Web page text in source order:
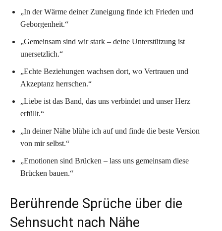
„In der Wärme deiner Zuneigung finde ich Frieden und
Geborgenheit.“
„Gemeinsam sind wir stark – deine Unterstützung ist
unersetzlich.“
„Echte Beziehungen wachsen dort, wo Vertrauen und
Akzeptanz herrschen.“
„Liebe ist das Band, das uns verbindet und unser Herz
erfüllt.“
„In deiner Nähe blühe ich auf und finde die beste Version
von mir selbst.“
„Emotionen sind Brücken – lass uns gemeinsam diese
Brücken bauen.“
Berührende Sprüche über die
Sehnsucht nach Nähe